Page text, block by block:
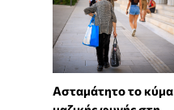
Ασταμάτητο το κύμα